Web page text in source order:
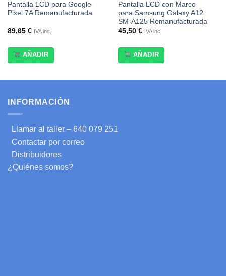
Pantalla LCD para Google
Pixel 7A Remanufacturada
89,65 € IVA inc.
AÑADIR
Pantalla LCD con Marco
para Samsung Galaxy A12
SM-A125 Remanufacturada
45,50 € IVA inc.
AÑADIR
INFORMACIÒN
Llamar al taller – 640 079 251
Contactar por correo
Distribuidores
¿Quiénes somos?